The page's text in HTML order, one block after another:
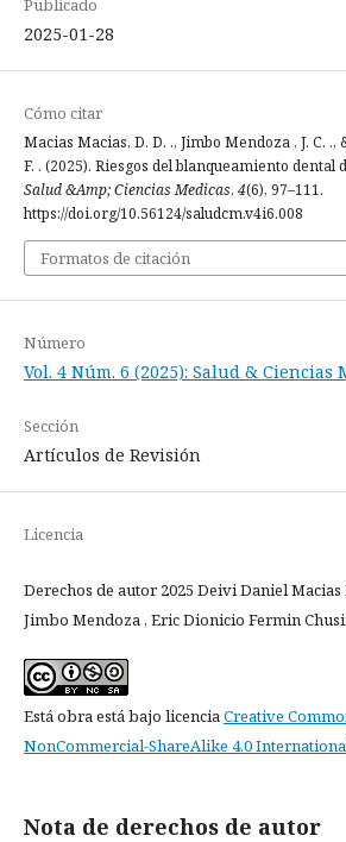
Publicado
2025-01-28
Cómo citar
Macias Macias, D. D. ., Jimbo Mendoza , J. C. .,
F. . (2025). Riesgos del blanqueamiento dental
Salud &Amp; Ciencias Medicas, 4(6), 97–111.
https://doi.org/10.56124/saludcm.v4i6.008
Formatos de citación
Número
Vol. 4 Núm. 6 (2025): Salud & Ciencias
Sección
Artículos de Revisión
Licencia
Derechos de autor 2025 Deivi Daniel Macias
Jimbo Mendoza , Eric Dionicio Fermin
Está obra está bajo licenciaCreative
NonCommercial-ShareAlike 4.0
Nota de derechos de autor